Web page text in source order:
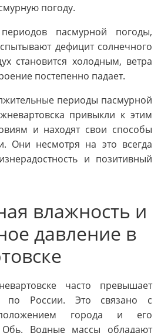
погоду.
пасмурной погоды,
дефицит солнечного
становится холодным, ветра
постепенно падает.
периоды пасмурной
привыкли к этим
и находят свои способы
Они несмотря на это всегда
и позитивный
влажность и
давление в
часто превышает
по России. Это связано с
положением города и его
Водные массы обладают